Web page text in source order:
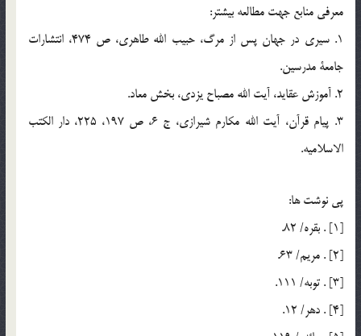
معرفي منابع جهت مطالعه بيشتر:
1. سيري در جهان پس از مرگ، حبيب الله طاهري، ص 474، انتشارات
جامعة مدرسين.
2. آموزش عقايد، آيت الله مصباح يزدي، بخش معاد.
3. پيام قرآن، آيت الله مكارم شيرازي، ج 6، ص 197، 225، دار الكتب
الاسلاميه.
پي نوشت ها:
[1] . بقره/ 82.
[2] . مريم/ 63.
[3] . توبه/ 111.
[4] . دهر/ 12.